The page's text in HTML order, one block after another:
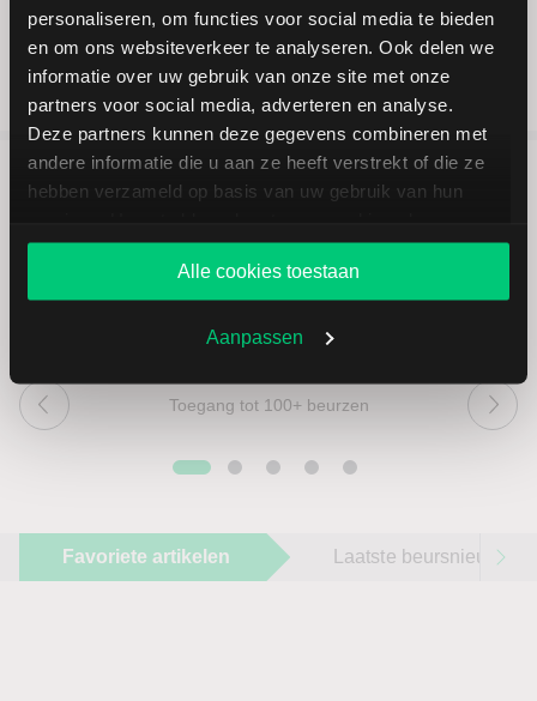
personaliseren, om functies voor social media te bieden
en om ons websiteverkeer te analyseren. Ook delen we
informatie over uw gebruik van onze site met onze
partners voor social media, adverteren en analyse.
Deze partners kunnen deze gegevens combineren met
andere informatie die u aan ze heeft verstrekt of die ze
hebben verzameld op basis van uw gebruik van hun
website blijft gebruiken.
Alle cookies toestaan
Aanpassen
beleggen
Toegang tot 100+ beurzen
Favoriete artikelen Laatste beursnieuws